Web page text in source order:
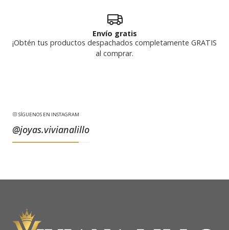
Envío gratis
¡Obtén tus productos despachados completamente GRATIS
al comprar.
SÍGUENOS EN INSTAGRAM
@joyas.vivianalillo